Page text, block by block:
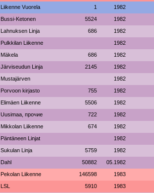
Liikenne Vuorela 1 1982
Bussi-Ketonen 5524 1982
Lahnuksen Linja 686 1982
Pulkkilan Liikenne 1982
Mäkela 686 1982
Järviseudun Linja 2145 1982
Mustajärven 1982
Porvoon kirjasto 755 1982
Elimäen Liikenne 5506 1982
Uusimaa, прочие 722 1982
Mikkolan Liikenne 674 1982
Päntäneen Linjat 1982
Sukulan Linja 5759 1982
Dahl 50882 05.1982
Pekolan Liikenne 146598 1983
LSL 5910 1983